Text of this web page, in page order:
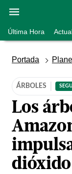
Última Hora
Portada
ÁRBOLES
Los